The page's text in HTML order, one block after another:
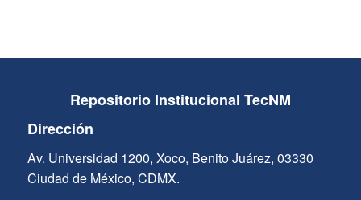
Repositorio Institucional TecNM
Dirección
Av. Universidad 1200, Xoco, Benito Juárez, 03330
Ciudad de México, CDMX.